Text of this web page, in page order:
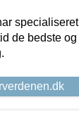
de bedste